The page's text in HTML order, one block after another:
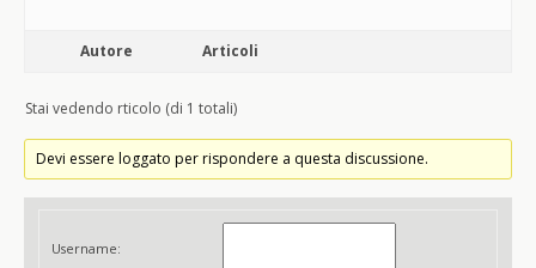
Autore Articoli
Stai vedendo rticolo (di 1 totali)
Devi essere loggato per rispondere a questa discussione.
Username: